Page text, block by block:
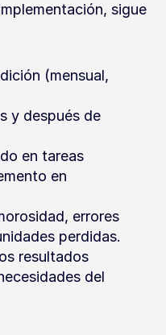
sigue
(mensual,
y después de
en tareas
en
errores
perdidas.
resultados
del